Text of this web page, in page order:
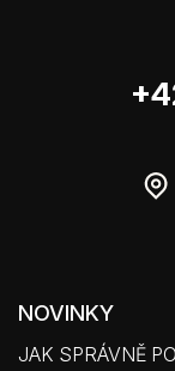
NOVINKY
JAK SPRÁVNĚ